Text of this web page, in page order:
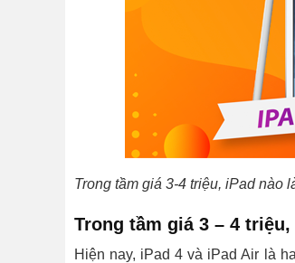
Trong tầm giá 3-4 triệu, iPad nào
Trong tầm giá 3 – 4
Hiện nay, iPad 4 và iPad Air là